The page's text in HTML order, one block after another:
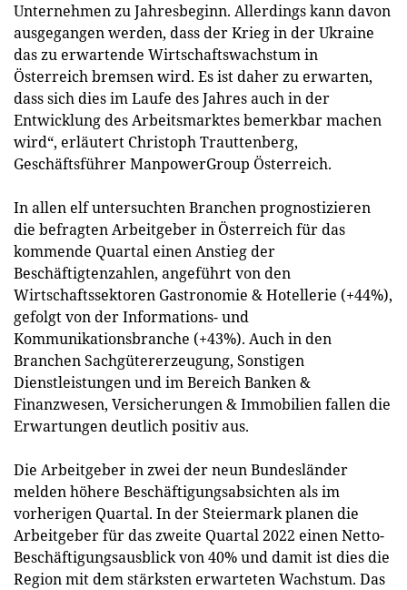
Unternehmen zu Jahresbeginn. Allerdings kann davon
ausgegangen werden, dass der Krieg in der Ukraine
das zu erwartende Wirtschaftswachstum in
Österreich bremsen wird. Es ist daher zu erwarten,
dass sich dies im Laufe des Jahres auch in der
Entwicklung des Arbeitsmarktes bemerkbar machen
wird“, erläutert Christoph Trauttenberg,
Geschäftsführer ManpowerGroup Österreich.
In allen elf untersuchten Branchen prognostizieren
die befragten Arbeitgeber in Österreich für das
kommende Quartal einen Anstieg der
Beschäftigtenzahlen, angeführt von den
Wirtschaftssektoren Gastronomie & Hotellerie (+44%),
gefolgt von der Informations- und
Kommunikationsbranche (+43%). Auch in den
Branchen Sachgütererzeugung, Sonstigen
Dienstleistungen und im Bereich Banken &
Finanzwesen, Versicherungen & Immobilien fallen die
Erwartungen deutlich positiv aus.
Die Arbeitgeber in zwei der neun Bundesländer
melden höhere Beschäftigungsabsichten als im
vorherigen Quartal. In der Steiermark planen die
Arbeitgeber für das zweite Quartal 2022 einen Netto-
Beschäftigungsausblick von 40% und damit ist dies die
Region mit dem stärksten erwarteten Wachstum. Das